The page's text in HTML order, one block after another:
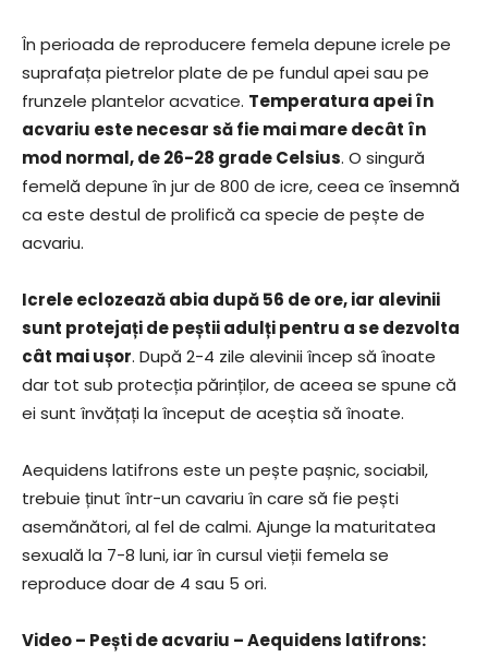
În perioada de reproducere femela depune icrele pe
suprafața pietrelor plate de pe fundul apei sau pe
frunzele plantelor acvatice. Temperatura apei în
acvariu este necesar să fie mai mare decât în
mod normal, de 26-28 grade Celsius. O singură
femelă depune în jur de 800 de icre, ceea ce însemnă
ca este destul de prolifică ca specie de pește de
acvariu.
Icrele eclozează abia după 56 de ore, iar alevinii
sunt protejați de peștii adulți pentru a se dezvolta
cât mai ușor. După 2-4 zile alevinii încep să înoate
dar tot sub protecția părinților, de aceea se spune că
ei sunt învățați la început de aceștia să înoate.
Aequidens latifrons este un pește pașnic, sociabil,
trebuie ținut într-un cavariu în care să fie pești
asemănători, al fel de calmi. Ajunge la maturitatea
sexuală la 7-8 luni, iar în cursul vieții femela se
reproduce doar de 4 sau 5 ori.
Video – Pești de acvariu – Aequidens latifrons: